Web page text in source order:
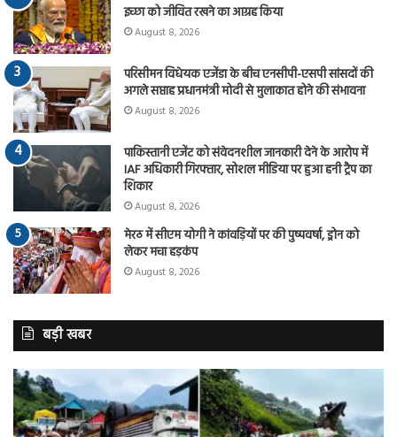
इच्छा को जीवित रखने का आग्रह किया
August 8, 2026
परिसीमन विधेयक एजेंडा के बीच एनसीपी-एसपी सांसदों की
अगले सप्ताह प्रधानमंत्री मोदी से मुलाकात होने की संभावना
August 8, 2026
पाकिस्तानी एजेंट को संवेदनशील जानकारी देने के आरोप में
IAF अधिकारी गिरफ्तार, सोशल मीडिया पर हुआ हनी ट्रैप का
शिकार
August 8, 2026
मेरठ में सीएम योगी ने कांवड़ियों पर की पुष्पवर्षा, ड्रोन को
लेकर मचा हड़कंप
August 8, 2026
बड़ी खबर